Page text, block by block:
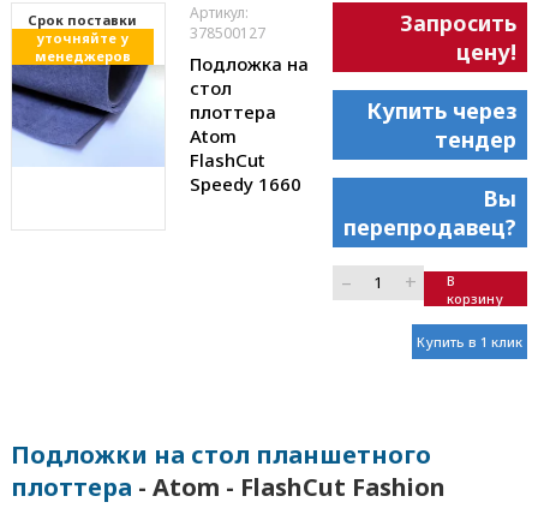
Cрок поставки
уточняйте у
менеджеров
Артикул:
378500127
Подложка на
стол
плоттера
Atom
FlashCut
Speedy 1660
Запросить
цену!
Купить через
тендер
Вы
перепродавец?
– +
В
корзину
Купить в 1 клик
Подложки на стол планшетного
плоттера - Atom - FlashCut Fashion